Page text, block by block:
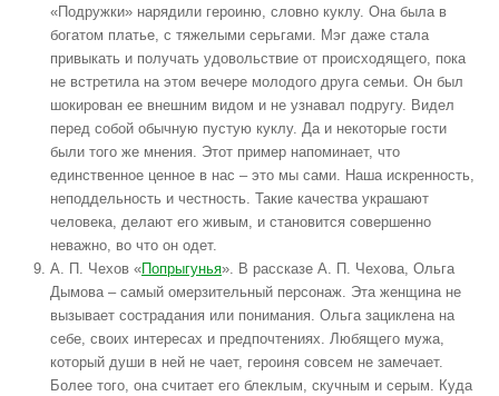
«Подружки» нарядили героиню, словно куклу. Она была в
богатом платье, с тяжелыми серьгами. Мэг даже стала
привыкать и получать удовольствие от происходящего, пока
не встретила на этом вечере молодого друга семьи. Он был
шокирован ее внешним видом и не узнавал подругу. Видел
перед собой обычную пустую куклу. Да и некоторые гости
были того же мнения. Этот пример напоминает, что
единственное ценное в нас – это мы сами. Наша искренность,
неподдельность и честность. Такие качества украшают
человека, делают его живым, и становится совершенно
неважно, во что он одет.
А. П. Чехов «Попрыгунья». В рассказе А. П. Чехова, Ольга
Дымова – самый омерзительный персонаж. Эта женщина не
вызывает сострадания или понимания. Ольга зациклена на
себе, своих интересах и предпочтениях. Любящего мужа,
который души в ней не чает, героиня совсем не замечает.
Более того, она считает его блеклым, скучным и серым. Куда